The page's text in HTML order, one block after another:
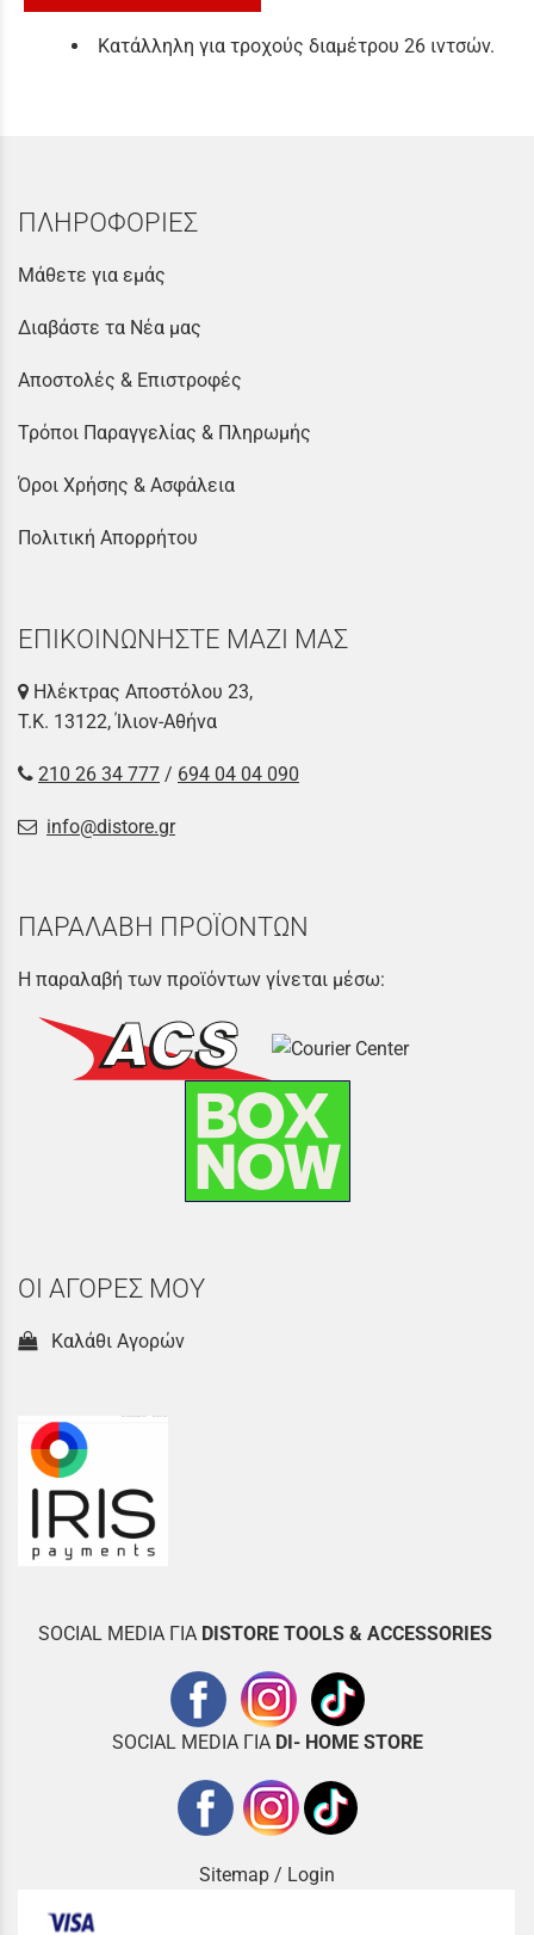
Κατάλληλη για τροχούς διαμέτρου 26 ιντσών.
ΠΛΗΡΟΦΟΡΙΕΣ
Μάθετε για εμάς
Διαβάστε τα Νέα μας
Αποστολές & Επιστροφές
Τρόποι Παραγγελίας & Πληρωμής
Όροι Χρήσης & Ασφάλεια
Πολιτική Απορρήτου
ΕΠΙΚΟΙΝΩΝΗΣΤΕ ΜΑΖΙ ΜΑΣ
Ηλέκτρας Αποστόλου 23,
Τ.Κ. 13122, Ίλιον-Αθήνα
210 26 34 777 / 694 04 04 090
info@distore.gr
ΠΑΡΑΛΑΒΗ ΠΡΟΪΟΝΤΩΝ
Η παραλαβή των προϊόντων γίνεται μέσω:
ΟΙ ΑΓΟΡΕΣ ΜΟΥ
Καλάθι Αγορών
SOCIAL MEDIA ΓΙΑ DISTORE TOOLS & ACCESSORIES
SOCIAL MEDIA ΓΙΑ DI- HOME STORE
Sitemap / Login